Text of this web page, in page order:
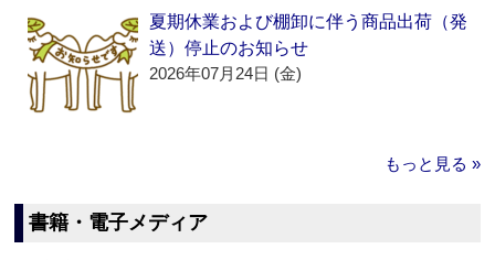
夏期休業および棚卸に伴う商品出荷（発
送）停止のお知らせ
2026年07月24日 (金)
もっと見る »
書籍・電子メディア